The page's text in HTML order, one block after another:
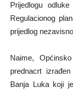
Prijedlogu
Regulacionog
prijedlog
Naime,
prednacrt
Banja Luka koji